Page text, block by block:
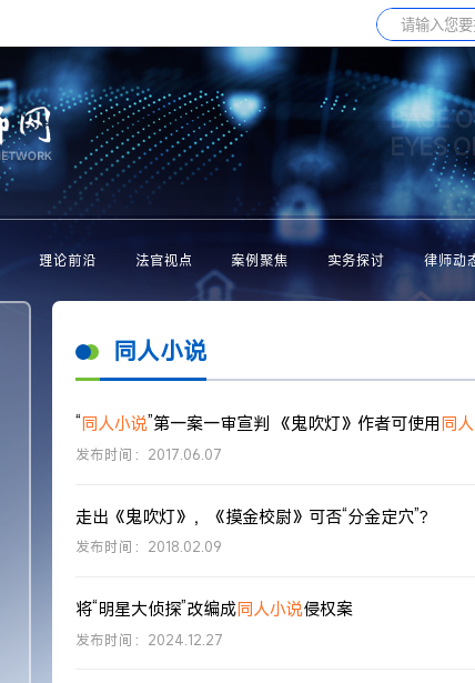
BASE
EYES
理论前沿 法官视点 案例聚焦 实务探讨 律师动
同人小说
“同人小说”第一案一审宣判 《鬼吹灯》作者可使用同人
发布时间：2017.06.07
走出《鬼吹灯》，《摸金校尉》可否“分金定穴”？
发布时间：2018.02.09
将“明星大侦探”改编成同人小说侵权案
发布时间：2024.12.27